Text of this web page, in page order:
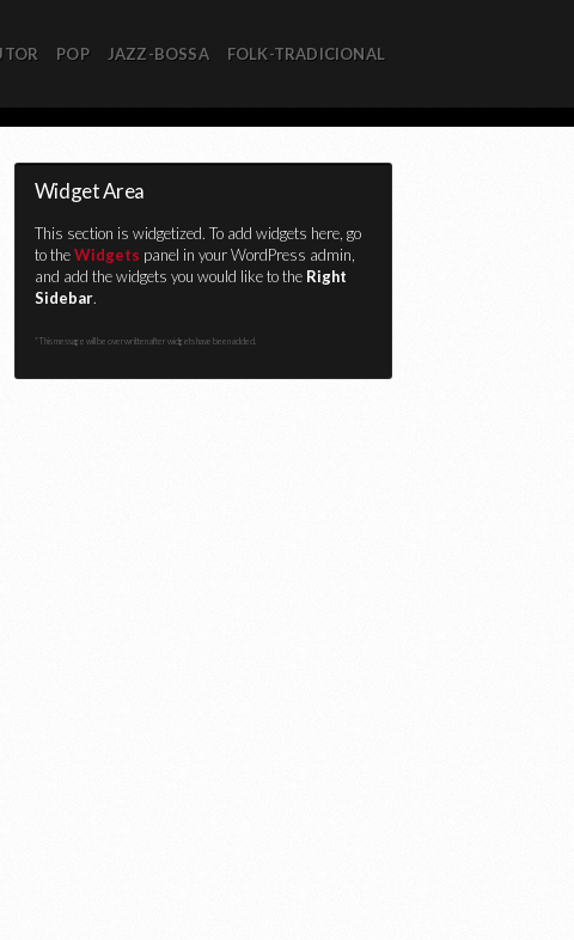
POP JAZZ-BOSSA FOLK-TRADICIONAL
Widget Area
This section is widgetized. To add widgets here, go
to theWidgets panel in your WordPress admin,
and add the widgets you would like to the Right
Sidebar.
*This message will be overwritten after widgets have been added.